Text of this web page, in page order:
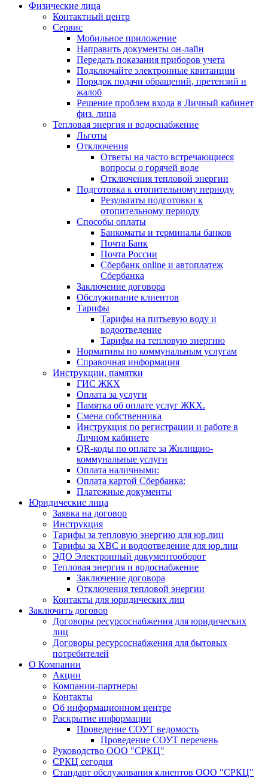
Физические лица
Контактный центр
Сервис
Мобильное приложение
Направить документы он-лайн
Передать показания приборов учета
Подключайте электронные квитанции
Порядок подачи обращений, претензий и
жалоб
Решение проблем входа в Личный кабинет
физ. лица
Тепловая энергия и водоснабжение
Льготы
Отключения
Ответы на часто встречающиеся
вопросы о горячей воде
Отключения тепловой энергии
Подготовка к отопительному периоду
Результаты подготовки к
отопительному периоду
Способы оплаты
Банкоматы и терминалы банков
Почта Банк
Почта России
Сбербанк online и автоплатеж
Сбербанка
Заключение договора
Обслуживание клиентов
Тарифы
Тарифы на питьевую воду и
водоотведение
Тарифы на тепловую энергию
Нормативы по коммунальным услугам
Справочная информация
Инструкции, памятки
ГИС ЖКХ
Оплата за услуги
Памятка об оплате услуг ЖКХ.
Смена собственника
Инструкция по регистрации и работе в
Личном кабинете
QR-коды по оплате за Жилищно-
коммунальные услуги
Оплата наличными:
Оплата картой Сбербанка:
Платежные документы
Юридические лица
Заявка на договор
Инструкция
Тарифы за тепловую энергию для юр.лиц
Тарифы за ХВС и водоотведение для юр.лиц
ЭДО Электронный документооборот
Тепловая энергия и водоснабжение
Заключение договора
Отключения тепловой энергии
Контакты для юридических лиц
Заключить договор
Договоры ресурсоснабжения для юридических
лиц
Договоры ресурсоснабжения для бытовых
потребителей
О Компании
Акции
Компании-партнеры
Контакты
Об информационном центре
Раскрытие информации
Проведение СОУТ ведомость
Проведение СОУТ перечень
Руководство ООО "СРКЦ"
СРКЦ сегодня
Стандарт обслуживания клиентов ООО "СРКЦ"